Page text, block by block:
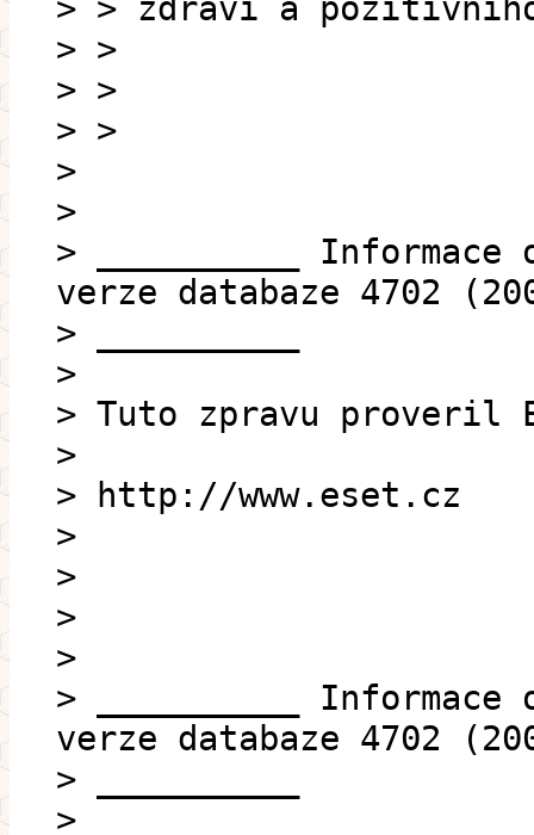
> > zdraví a
> >
> >
> >
>
>
> __________
verze databaze 4702
> __________
>
> Tuto zpravu proveril
>
> http://www.eset.cz
>
>
>
>
> __________
verze databaze 4702
> __________
>